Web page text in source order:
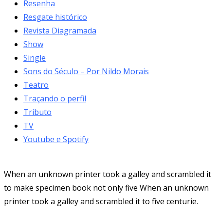
Resenha
Resgate histórico
Revista Diagramada
Show
Single
Sons do Século – Por Nildo Morais
Teatro
Traçando o perfil
Tributo
TV
Youtube e Spotify
When an unknown printer took a galley and scrambled it
to make specimen book not only five When an unknown
printer took a galley and scrambled it to five centurie.